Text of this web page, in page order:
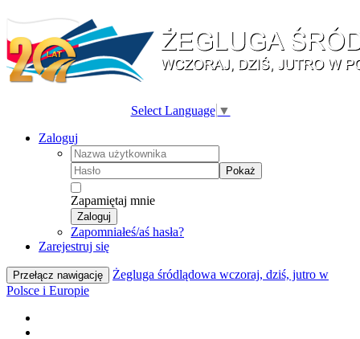
Select Language ▼
Zaloguj
Pokaż
Zapamiętaj mnie
Zaloguj
Zapomniałeś/aś hasła?
Zarejestruj się
Przełącz nawigację
Żegluga śródlądowa wczoraj, dziś, jutro w
Polsce i Europie